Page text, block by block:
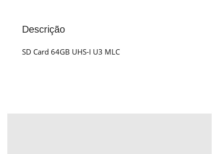
Descrição
SD Card 64GB UHS-I U3 MLC